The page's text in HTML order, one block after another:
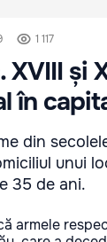
1 117
și
în
din
unui
35 de ani.